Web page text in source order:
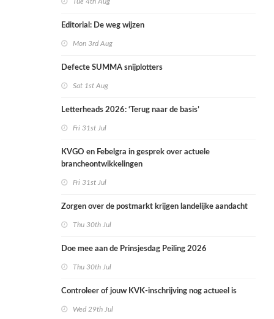
Editorial: De weg wijzen
Mon 3rd Aug
Defecte SUMMA snijplotters
Sat 1st Aug
Letterheads 2026: ‘Terug naar de basis’
Fri 31st Jul
KVGO en Febelgra in gesprek over actuele
brancheontwikkelingen
Fri 31st Jul
Zorgen over de postmarkt krijgen landelijke aandacht
Thu 30th Jul
Doe mee aan de Prinsjesdag Peiling 2026
Thu 30th Jul
Controleer of jouw KVK-inschrijving nog actueel is
Wed 29th Jul